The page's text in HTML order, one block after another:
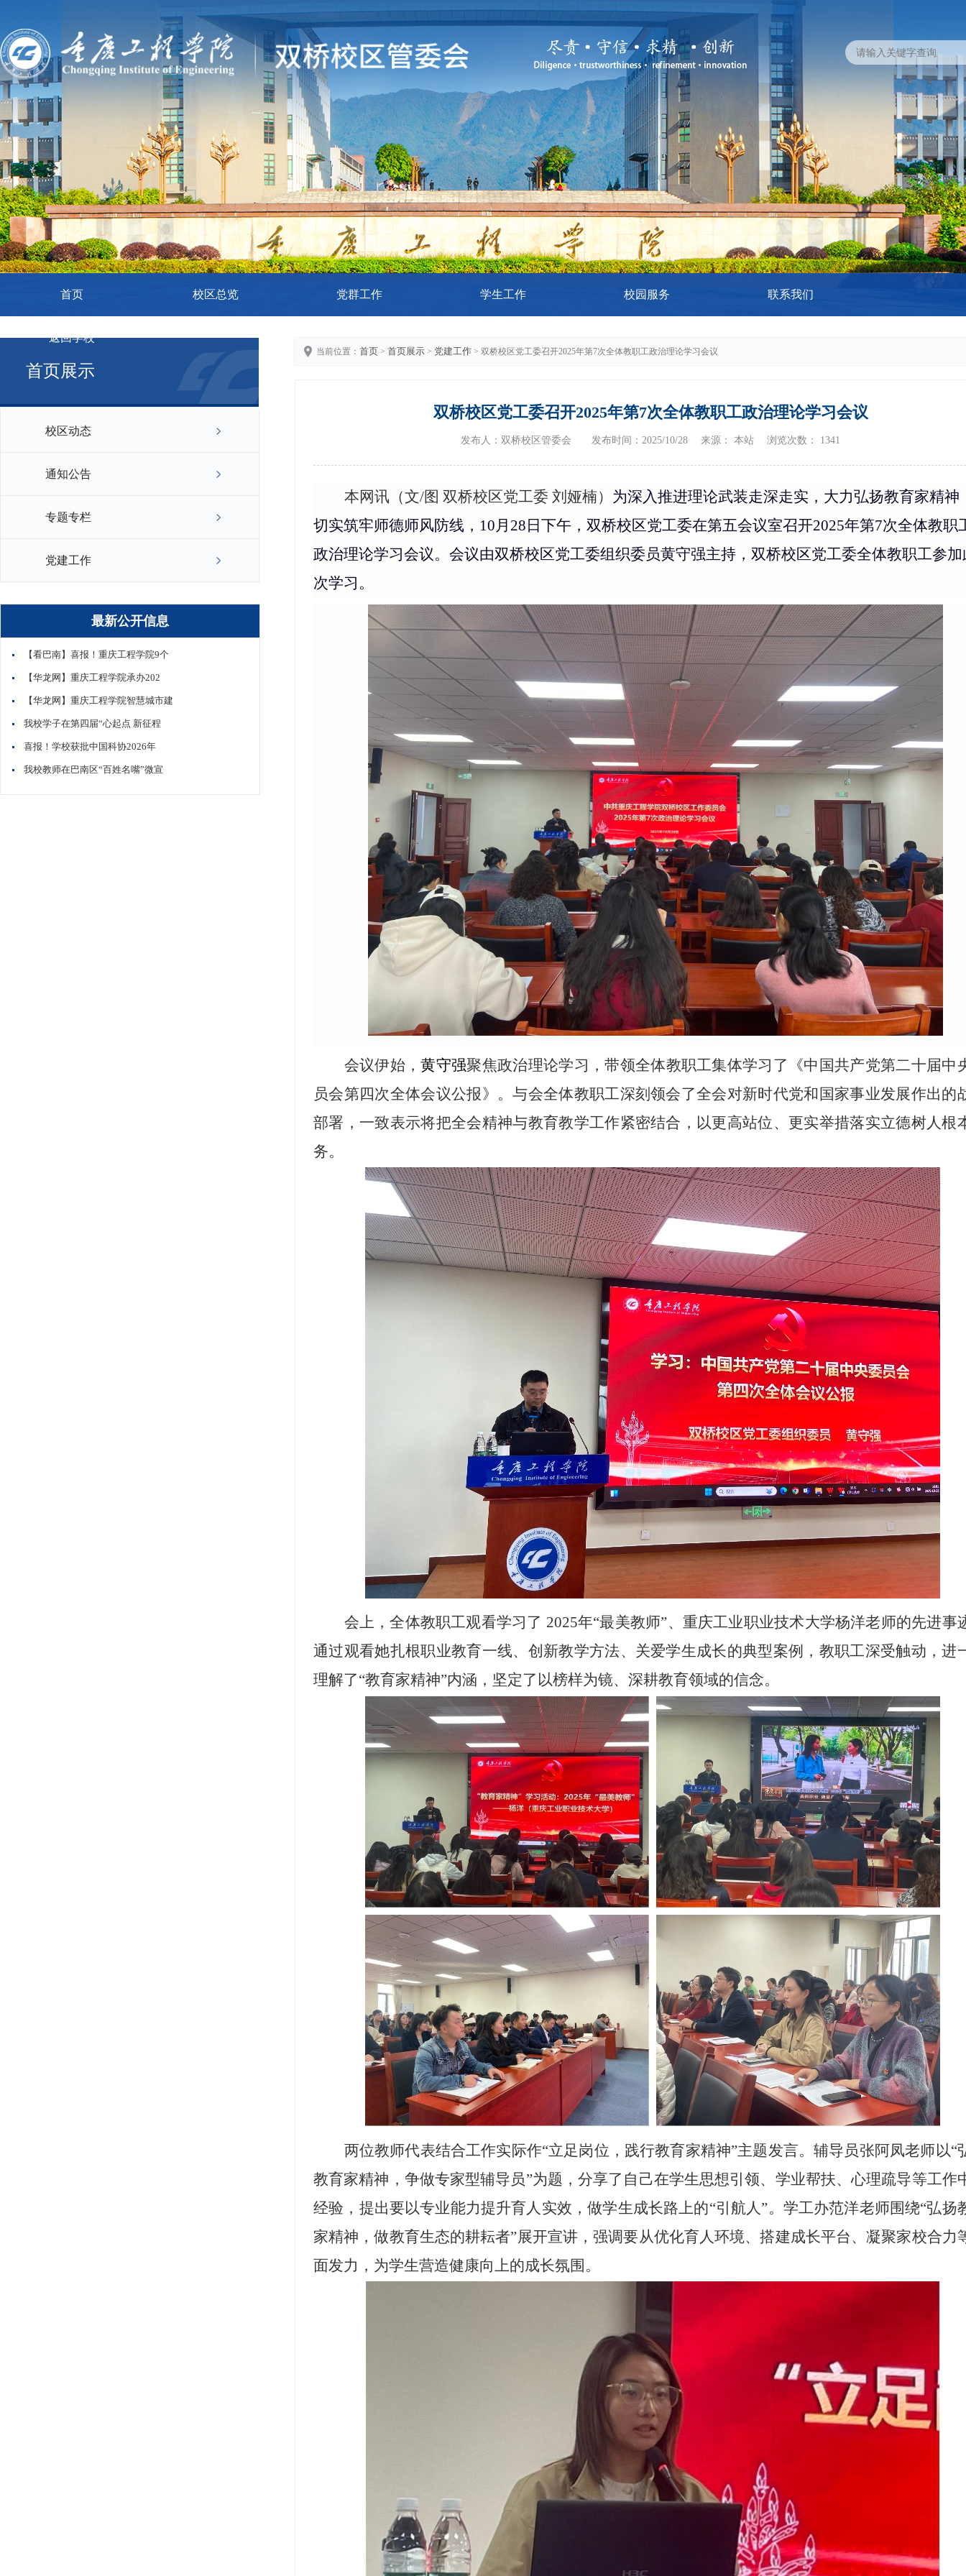
首页 校区总览 党群工作 学生工作 校园服务 联系我们
返回学校
首页展示
校区动态
通知公告
专题专栏
党建工作
最新公开信息
【看巴南】喜报！重庆工程学院9个
【华龙网】重庆工程学院承办202
【华龙网】重庆工程学院智慧城市建
我校学子在第四届“心起点 新征程
喜报！学校获批中国科协2026年
我校教师在巴南区“百姓名嘴”微宣
当前位置： 首页 > 首页展示 > 党建工作 > 双桥校区党工委召开2025年第7次全体教职工政治理论学习会议
双桥校区党工委召开2025年第7次全体教职工政治理论学习会议
发布人：双桥校区管委会 发布时间：2025/10/28 来源： 本站 浏览次数： 1341
本网讯（文/图 双桥校区党工委 刘娅楠） 为深入推进理论武装走深走实，大力弘扬教育家精神
切实筑牢师德师风防线， 10月 28 日下午，双桥校区党工委在第五会议室召开2025年第7次全体教职
政治理论学习会议。会议由双桥校区党工委组织委员黄守强主持，双桥校区党工委全体教职工参加
次学习。
会议伊始，黄守强聚焦政治理论学习，带领全体教职工集体学习了《中国共产党第二十届中
员会第四次全体会议公报》。与会全体教职工深刻领会了全会对新时代党和国家事业发展作出的
部署，一致表示将把全会精神与教育教学工作紧密结合，以更高站位、更实举措落实立德树人根
务。
会上，全体教职工观看学习了 2025年“最美教师”、重庆工业职业技术大学杨洋老师的先进事
通过观看她扎根职业教育一线、创新教学方法、关爱学生成长的典型案例，教职工深受触动，进
理解了“教育家精神”内涵，坚定了以榜样为镜、深耕教育领域的信念。
两位教师代表结合工作实际作“立足岗位，践行教育家精神”主题发言。辅导员张阿凤老师以“
教育家精神，争做专家型辅导员”为题，分享了自己在学生思想引领、学业帮扶、心理疏导等工作
经验，提出要以专业能力提升育人实效，做学生成长路上的“引航人”。学工办范洋老师围绕“弘扬
家精神，做教育生态的耕耘者”展开宣讲，强调要从优化育人环境、搭建成长平台、凝聚家校合力
面发力，为学生营造健康向上的成长氛围。